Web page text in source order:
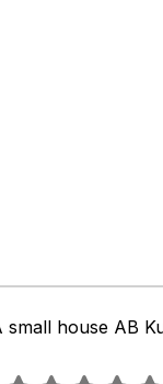
small house AB